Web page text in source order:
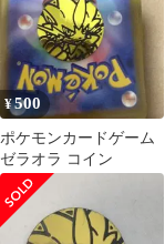
¥500
ポケモンカードゲーム
ゼラオラ コイン